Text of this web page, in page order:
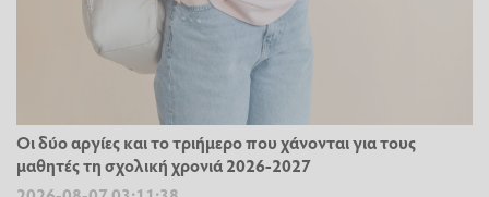
Οι δύο αργίες και το τριήμερο που χάνονται για τους
μαθητές τη σχολική χρονιά 2026-2027